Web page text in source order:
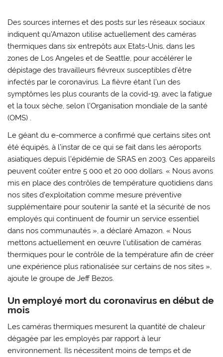
Des sources internes et des posts sur les réseaux sociaux
indiquent qu’Amazon utilise actuellement des caméras
thermiques dans six entrepôts aux Etats-Unis, dans les
zones de Los Angeles et de Seattle, pour accélérer le
dépistage des travailleurs fiévreux susceptibles d’être
infectés par le coronavirus. La fièvre étant l’un des
symptômes les plus courants de la covid-19, avec la fatigue
et la toux sèche, selon l’Organisation mondiale de la santé
(OMS) .
Le géant du e-commerce a confirmé que certains sites ont
été équipés, à l’instar de ce qui se fait dans les aéroports
asiatiques depuis l’épidémie de SRAS en 2003. Ces appareils
peuvent coûter entre 5 000 et 20 000 dollars. « Nous avons
mis en place des contrôles de température quotidiens dans
nos sites d’exploitation comme mesure préventive
supplémentaire pour soutenir la santé et la sécurité de nos
employés qui continuent de fournir un service essentiel
dans nos communautés », a déclaré Amazon. « Nous
mettons actuellement en œuvre l’utilisation de caméras
thermiques pour le contrôle de la température afin de créer
une expérience plus rationalisée sur certains de nos sites »,
ajoute le groupe de Jeff Bezos.
Un employé mort du coronavirus en début de
mois
Les caméras thermiques mesurent la quantité de chaleur
dégagée par les employés par rapport à leur
environnement. Ils nécessitent moins de temps et de